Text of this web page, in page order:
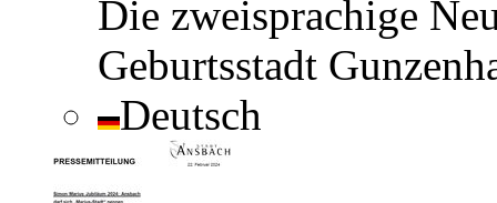
Die zweisprachige
Geburtsstadt
Deutsch